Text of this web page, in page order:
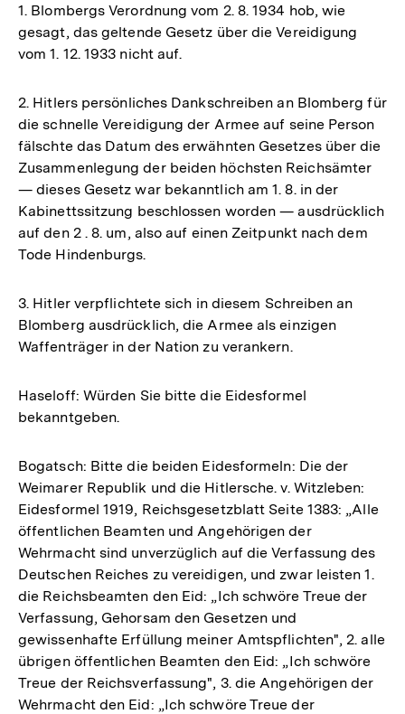
1. Blombergs Verordnung vom 2. 8. 1934 hob, wie
gesagt, das geltende Gesetz über die Vereidigung
vom 1. 12. 1933 nicht auf.
2. Hitlers persönliches Dankschreiben an Blomberg für
die schnelle Vereidigung der Armee auf seine Person
fälschte das Datum des erwähnten Gesetzes über die
Zusammenlegung der beiden höchsten Reichsämter
— dieses Gesetz war bekanntlich am 1. 8. in der
Kabinettssitzung beschlossen worden — ausdrücklich
auf den 2 . 8. um, also auf einen Zeitpunkt nach dem
Tode Hindenburgs.
3. Hitler verpflichtete sich in diesem Schreiben an
Blomberg ausdrücklich, die Armee als einzigen
Waffenträger in der Nation zu verankern.
Haseloff: Würden Sie bitte die Eidesformel
bekanntgeben.
Bogatsch: Bitte die beiden Eidesformeln: Die der
Weimarer Republik und die Hitlersche. v. Witzleben:
Eidesformel 1919, Reichsgesetzblatt Seite 1383: „Alle
öffentlichen Beamten und Angehörigen der
Wehrmacht sind unverzüglich auf die Verfassung des
Deutschen Reiches zu vereidigen, und zwar leisten 1.
die Reichsbeamten den Eid: „Ich schwöre Treue der
Verfassung, Gehorsam den Gesetzen und
gewissenhafte Erfüllung meiner Amtspflichten", 2. alle
übrigen öffentlichen Beamten den Eid: „Ich schwöre
Treue der Reichsverfassung", 3. die Angehörigen der
Wehrmacht den Eid: „Ich schwöre Treue der